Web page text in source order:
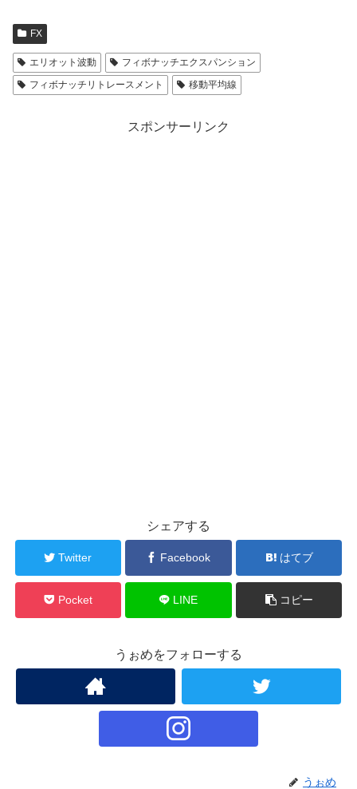
FX
エリオット波動
フィボナッチエクスパンション
フィボナッチリトレースメント
移動平均線
スポンサーリンク
シェアする
Twitter Facebook はてブ
Pocket LINE コピー
うぉめをフォローする
うぉめ